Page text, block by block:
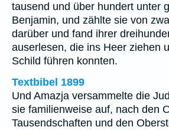
tausend und über hundert unter
Benjamin, und zählte sie von
darüber und fand ihrer
auserlesen, die ins Heer ziehen
Schild führen konnten.
Textbibel 1899
Und Amazja versammelte die
sie familienweise auf, nach den
Tausendschaften und den